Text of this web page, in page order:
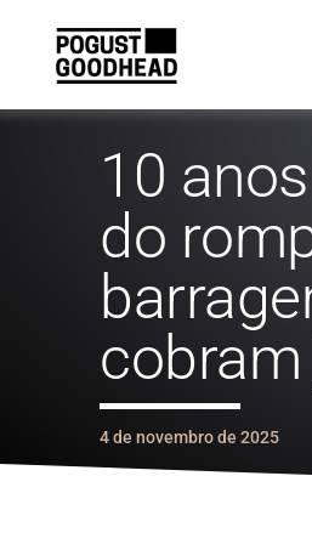
Parceiros e
Diretores
sênior e
Solicitadores
Suporte
Parceiros e
Diretores
sênior e
Solicitadores
Suporte
10
do
4 de novembro de 2025